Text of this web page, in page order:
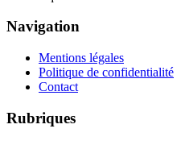
Navigation
Mentions légales
Politique de confidentialité
Contact
Rubriques